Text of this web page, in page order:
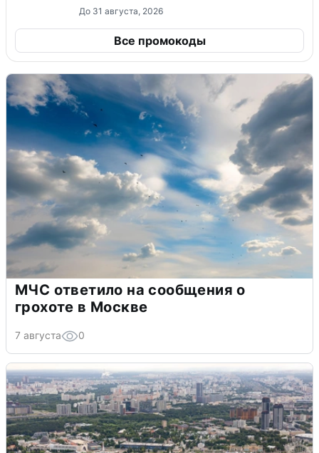
До 31 августа, 2026
Все промокоды
МЧС ответило на сообщения о
грохоте в Москве
7 августа 0